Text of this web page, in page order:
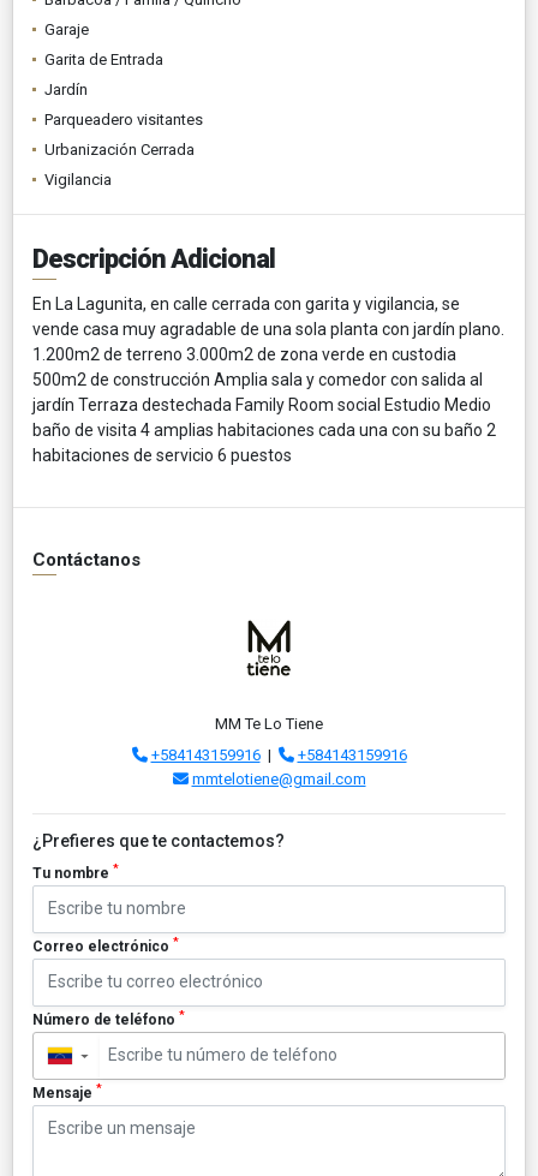
Garaje
Garita de Entrada
Jardín
Parqueadero visitantes
Urbanización Cerrada
Vigilancia
Descripción Adicional
En La Lagunita, en calle cerrada con garita y vigilancia, se
vende casa muy agradable de una sola planta con jardín plano.
1.200m2 de terreno 3.000m2 de zona verde en custodia
500m2 de construcción Amplia sala y comedor con salida al
jardín Terraza destechada Family Room social Estudio Medio
baño de visita 4 amplias habitaciones cada una con su baño 2
habitaciones de servicio 6 puestos
Contáctanos
MM Te Lo Tiene
+584143159916|
+584143159916
mmtelotiene@gmail.com
¿Prefieres que te contactemos?
Tu nombre *
Correo electrónico *
Número de teléfono *
▼
Mensaje *